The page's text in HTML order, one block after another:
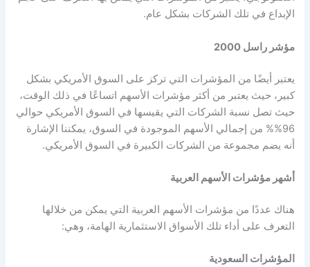
الإبداع في تلك الشركات بشكل عام.
مؤشر راسل 2000
يعتبر أيضًا من المؤشرات التي تركز على السوق الأمريكي بشكل
كبير، حيث يعتبر من أكثر مؤشرات الأسهماتساعًا في ذلك الوقت،
حيث تصل نسبة الشركات التي يقيسها في السوق الأمريكي حوالي
96%% من إجمالي الأسهم الموجودة في السوق، يمكننا الإشارة
أنه يضم مجموعة من الشركات الكبيرة في السوق الأمريكي.
أشهر مؤشرات الأسهم العربية
هناك عددًا من مؤشرات الأسهم العربيةالتي يمكن من خلالها
التعرف على أداء تلك الأسواق الاستثمارية الهامة، وهي:
المؤشرات السعودية